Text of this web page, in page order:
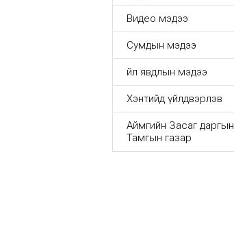
Видео мэдээ
Сумдын мэдээ
Үйл явдлын мэдээ
Хэнтийд үйлдвэрлэв
Аймгийн Засаг даргын
Тамгын газар